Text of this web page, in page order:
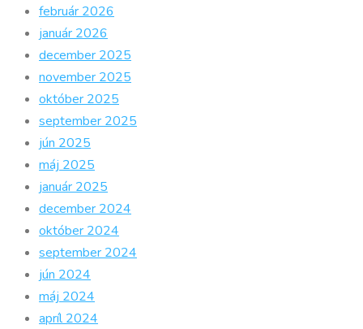
február 2026
január 2026
december 2025
november 2025
október 2025
september 2025
jún 2025
máj 2025
január 2025
december 2024
október 2024
september 2024
jún 2024
máj 2024
apríl 2024